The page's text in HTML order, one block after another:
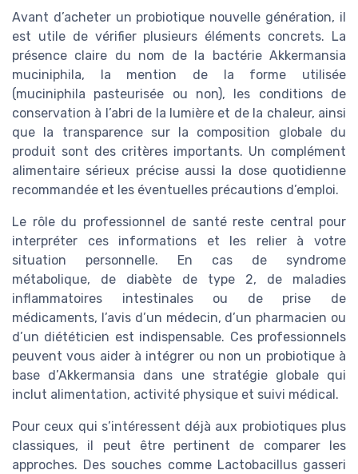
Avant d’acheter un probiotique nouvelle génération, il
est utile de vérifier plusieurs éléments concrets. La
présence claire du nom de la bactérie Akkermansia
muciniphila, la mention de la forme utilisée
(muciniphila pasteurisée ou non), les conditions de
conservation à l’abri de la lumière et de la chaleur, ainsi
que la transparence sur la composition globale du
produit sont des critères importants. Un complément
alimentaire sérieux précise aussi la dose quotidienne
recommandée et les éventuelles précautions d’emploi.
Le rôle du professionnel de santé reste central pour
interpréter ces informations et les relier à votre
situation personnelle. En cas de syndrome
métabolique, de diabète de type 2, de maladies
inflammatoires intestinales ou de prise de
médicaments, l’avis d’un médecin, d’un pharmacien ou
d’un diététicien est indispensable. Ces professionnels
peuvent vous aider à intégrer ou non un probiotique à
base d’Akkermansia dans une stratégie globale qui
inclut alimentation, activité physique et suivi médical.
Pour ceux qui s’intéressent déjà aux probiotiques plus
classiques, il peut être pertinent de comparer les
approches. Des souches comme Lactobacillus gasseri